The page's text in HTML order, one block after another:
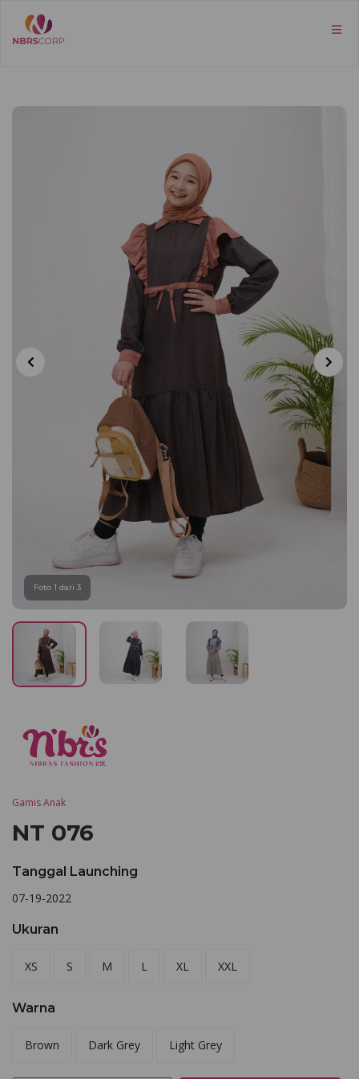
Foto 1 dari 3
Gamis Anak
NT 076
Tanggal Launching
07-19-2022
Ukuran
XS S M L XL XXL
Warna
Brown Dark Grey Light Grey